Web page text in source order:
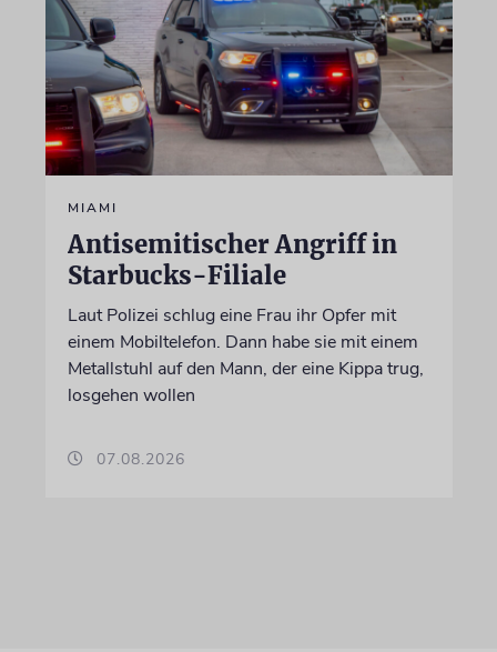
MIAMI
Antisemitischer Angriff in
Starbucks-Filiale
Laut Polizei schlug eine Frau ihr Opfer mit
einem Mobiltelefon. Dann habe sie mit einem
Metallstuhl auf den Mann, der eine Kippa trug,
losgehen wollen
07.08.2026